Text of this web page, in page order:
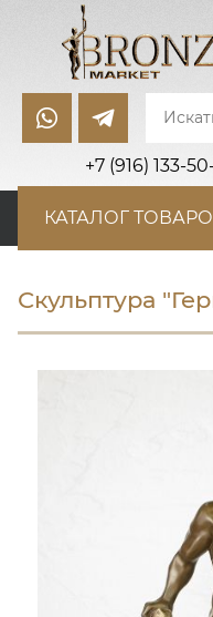
+7 (916) 133-
КАТАЛОГ
Скульптура